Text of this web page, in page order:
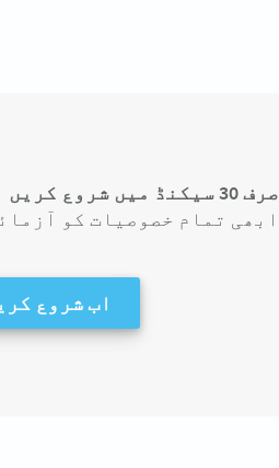
صرف 30 سیکنڈ میں شروع کریں
ابھی تمام خصوصیات کو
اب شروع